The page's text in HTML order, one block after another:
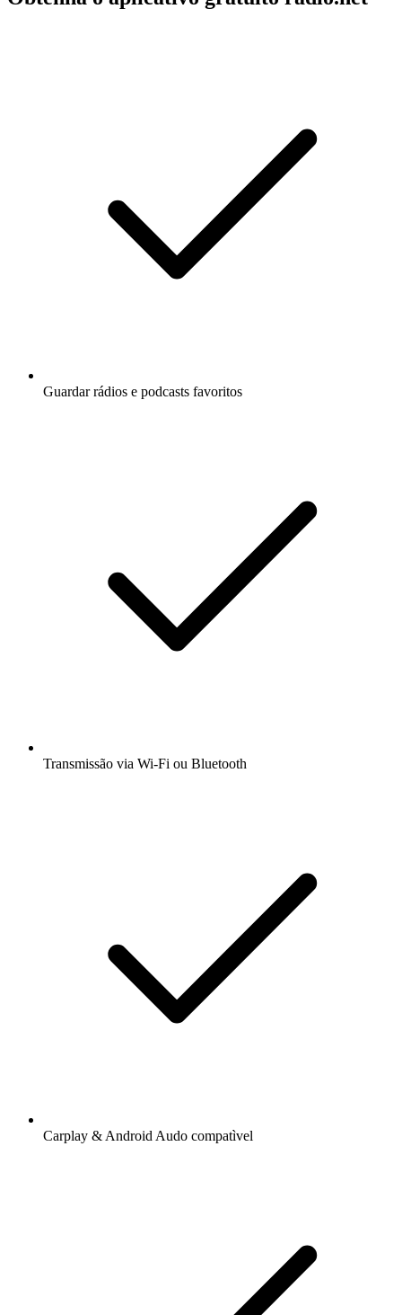
Guardar rádios e podcasts favoritos
Transmissão via Wi-Fi ou Bluetooth
Carplay & Android Audo compatìvel